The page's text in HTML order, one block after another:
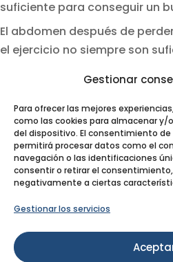
Gestionar
Para ofrecer las mejores
como las cookies para almacenar y/
del dispositivo. El consentimiento
permitirá procesar datos como el
navegación o las identificaciones
consentir o retirar el
negativamente a ciertas
Gestionar los servicios
suficiente para conseguir un
El abdomen después de
el ejercicio no siempre son
Artículos
Noticias
Novedades
Plástica Ruiz Moya
Tratamientos
Buscador